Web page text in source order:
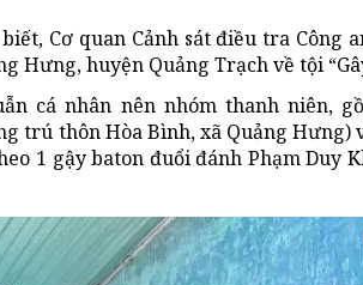
Cơ quan Cảnh sát điều tra Công
Hưng, huyện Quảng Trạch về tội
cá nhân nên nhóm thanh niên,
trú thôn Hòa Bình, xã Quảng Hưng)
1 gậy baton đuổi đánh Phạm Duy